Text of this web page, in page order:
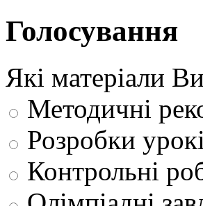
Голосування
Які матеріали
Методичні
Розробки
Контрольні